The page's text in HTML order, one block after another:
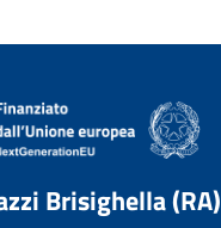
Brisighella (RA)